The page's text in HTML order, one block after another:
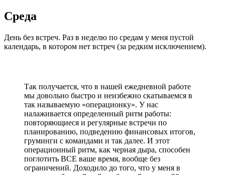
Среда
День без встреч. Раз в неделю по средам у меня пустой
календарь, в котором нет встреч (за редким исключением).
Так получается, что в нашей ежедневной работе
мы довольно быстро и неизбежно скатываемся в
так называемую «операционку». У нас
налаживается определенный ритм работы:
повторяющиеся и регулярные встречи по
планированию, подведению финансовых итогов,
груминги с командами и так далее. И этот
операционный ритм, как черная дыра, способен
поглотить ВСЕ ваше время, вообще без
ограничений. Доходило до того, что у меня в